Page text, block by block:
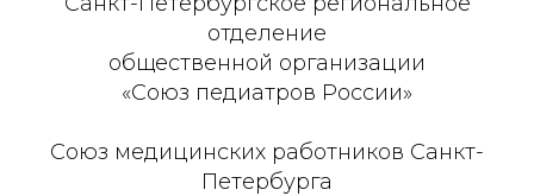
отделение
общественной организации
«Союз педиатров России»
Союз медицинских работников Санкт-
Петербурга